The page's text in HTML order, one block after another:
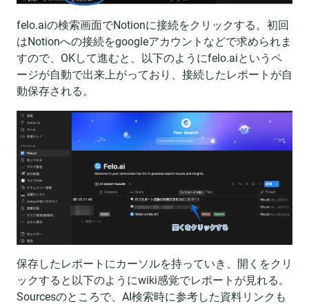
felo.aiの検索画面でNotionに接続をクリックする。初回
はNotionへの接続をgoogleアカウントなどで求められま
すので、OKして進むと、以下のようにfelo.aiというペ
ージが自動で出来上がっており、接続したレポートが自
動保存される。
保存したレポートにカーソルを持っていき、開くをクリ
ックすると以下のようにwiki感覚でレポートが見れる。
Sourcesのところで、AI検索時に参考した資料リンクも